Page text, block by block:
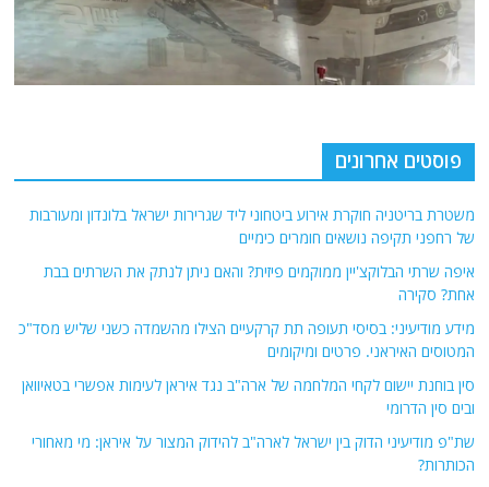
פוסטים אחרונים
משטרת בריטניה חוקרת אירוע ביטחוני ליד שגרירות ישראל בלונדון ומעורבות
של רחפני תקיפה נושאים חומרים כימיים
איפה שרתי הבלוקצ'יין ממוקמים פיזית? והאם ניתן לנתק את השרתים בבת
אחת? סקירה
מידע מודיעיני: בסיסי תעופה תת קרקעיים הצילו מהשמדה כשני שליש מסד"כ
המטוסים האיראני. פרטים ומיקומים
סין בוחנת יישום לקחי המלחמה של ארה"ב נגד איראן לעימות אפשרי בטאיוואן
ובים סין הדרומי
שת"פ מודיעיני הדוק בין ישראל לארה"ב להידוק המצור על איראן: מי מאחורי
הכותרות?